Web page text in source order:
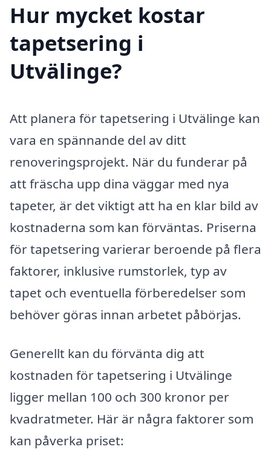
Hur mycket kostar
tapetsering i
Utvälinge?
Att planera för tapetsering i Utvälinge kan
vara en spännande del av ditt
renoveringsprojekt. När du funderar på
att fräscha upp dina väggar med nya
tapeter, är det viktigt att ha en klar bild av
kostnaderna som kan förväntas. Priserna
för tapetsering varierar beroende på flera
faktorer, inklusive rumstorlek, typ av
tapet och eventuella förberedelser som
behöver göras innan arbetet påbörjas.
Generellt kan du förvänta dig att
kostnaden för tapetsering i Utvälinge
ligger mellan 100 och 300 kronor per
kvadratmeter. Här är några faktorer som
kan påverka priset: